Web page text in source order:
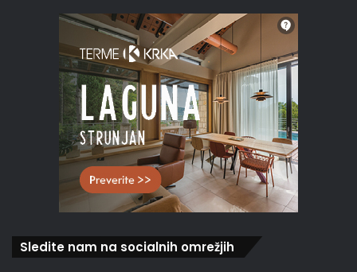
Sledite nam na socialnih omrežjih